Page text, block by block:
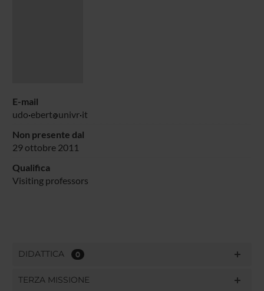
E-mail
udo ebert univr it
Non presente dal
29 ottobre 2011
Qualifica
Visiting professors
DIDATTICA 0
TERZA MISSIONE